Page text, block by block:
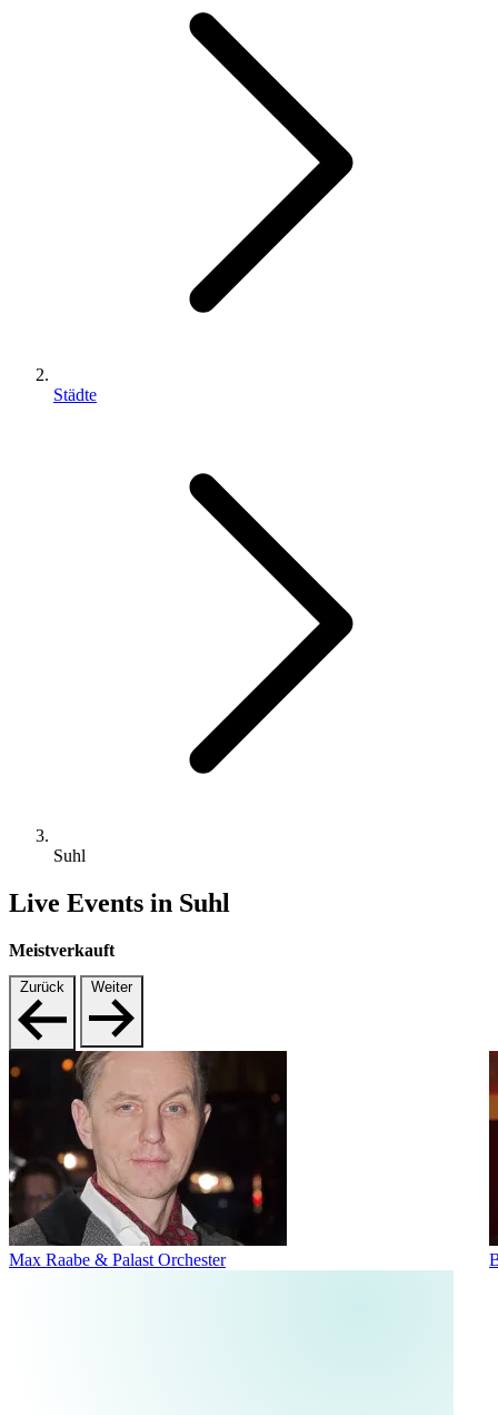
Städte
Suhl
Live Events in Suhl
Meistverkauft
Zurück Weiter
Max Raabe & Palast Orchester